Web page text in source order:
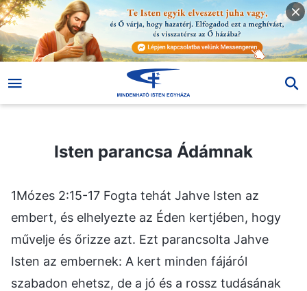
Isten parancsa Ádámnak
1Mózes 2:15-17 Fogta tehát Jahve Isten az
embert, és elhelyezte az Éden kertjében, hogy
művelje és őrizze azt. Ezt parancsolta Jahve
Isten az embernek: A kert minden fájáról
szabadon ehetsz, de a jó és a rossz tudásának